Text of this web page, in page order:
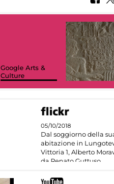
Google Arts &
Culture
05/10/2018
Dal soggiorno della
abitazione in
Vittoria 1, Alberto
da Renato Guttuso